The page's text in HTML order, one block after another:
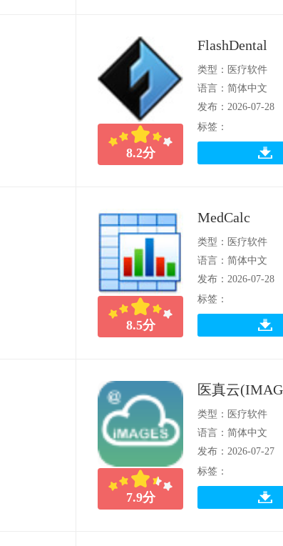
8.2分
FlashDental
类型：医疗软件
语言：简体中文
发布：2026-07-28
标签：
8.5分
MedCalc
类型：医疗软件
语言：简体中文
发布：2026-07-28
标签：
7.9分
医真云
类型：医疗软件
语言：简体中文
发布：2026-07-27
标签：